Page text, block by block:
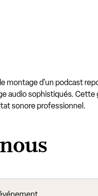
montage d'un podcast
audio sophistiqués.
sonore professionnel.